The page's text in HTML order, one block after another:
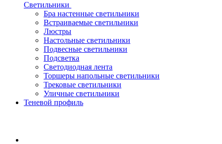
Светильники
Бра настенные светильники
Встраиваемые светильники
Люстры
Настольные светильники
Подвесные светильники
Подсветка
Светодиодная лента
Торшеры напольные светильники
Трековые светильники
Уличные светильники
Теневой профиль